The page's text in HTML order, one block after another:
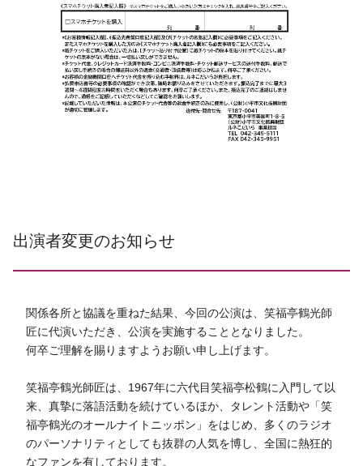
出演者変更のお知らせ
関係各所と協議を重ねた結果、今回の公演は、笑福亭鶴光師
匠に代演いただき、公演を実施することとなりました。
何卒ご理解を賜りますようお願い申し上げます。
笑福亭鶴光師匠は、1967年に六代目笑福亭松鶴に入門して以
来、真摯に落語活動を続けているほか、タレント活動や「笑
福亭鶴光のオールナイトニッポン」をはじめ、多くのラジオ
のパーソナリティとしても抜群の人気を博し、全国に熱狂的
なファンを有しております。